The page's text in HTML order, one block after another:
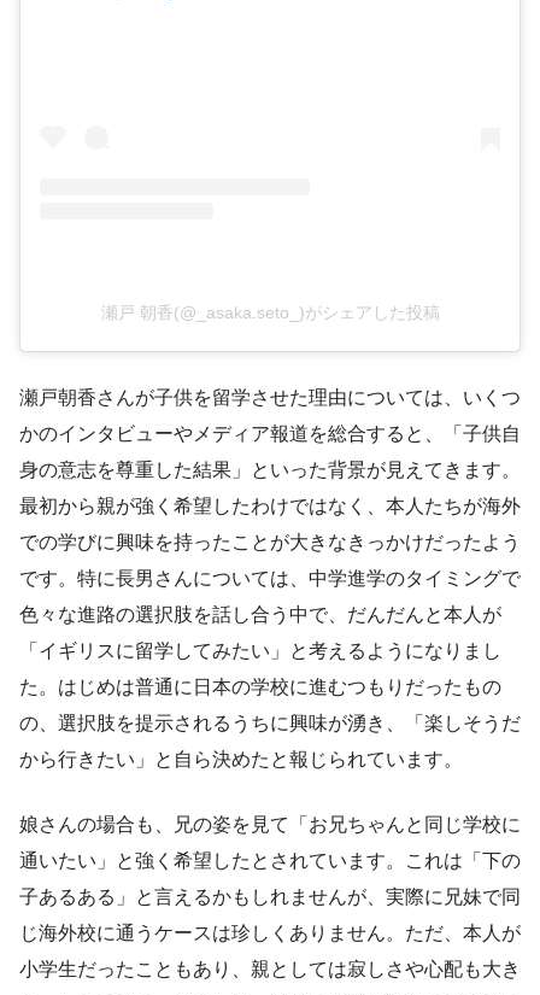
瀬戸 朝香(@_asaka.seto_)がシェアした投稿
瀬戸朝香さんが子供を留学させた理由については、いくつ
かのインタビューやメディア報道を総合すると、「子供自
身の意志を尊重した結果」といった背景が見えてきます。
最初から親が強く希望したわけではなく、本人たちが海外
での学びに興味を持ったことが大きなきっかけだったよう
です。特に長男さんについては、中学進学のタイミングで
色々な進路の選択肢を話し合う中で、だんだんと本人が
「イギリスに留学してみたい」と考えるようになりまし
た。はじめは普通に日本の学校に進むつもりだったもの
の、選択肢を提示されるうちに興味が湧き、「楽しそうだ
から行きたい」と自ら決めたと報じられています。
娘さんの場合も、兄の姿を見て「お兄ちゃんと同じ学校に
通いたい」と強く希望したとされています。これは「下の
子あるある」と言えるかもしれませんが、実際に兄妹で同
じ海外校に通うケースは珍しくありません。ただ、本人が
小学生だったこともあり、親としては寂しさや心配も大き